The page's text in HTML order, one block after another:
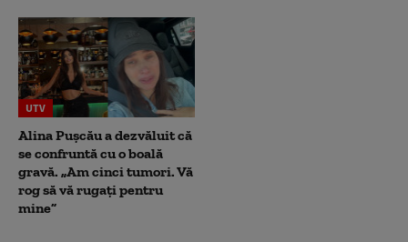
UTV
Alina Pușcău a dezvăluit că
se confruntă cu o boală
gravă. „Am cinci tumori. Vă
rog să vă rugați pentru
mine”